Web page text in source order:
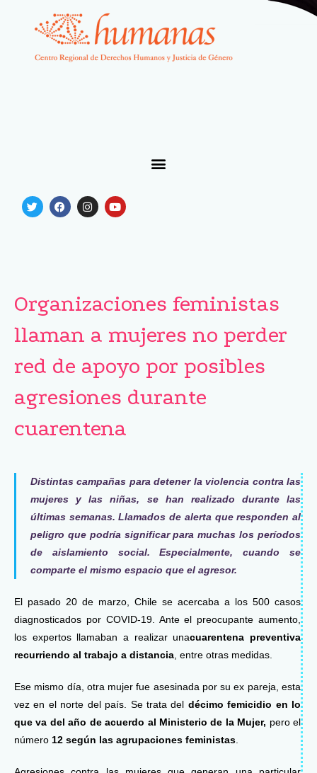
Organizaciones feministas
llaman a mujeres no perder
red de apoyo por posibles
agresiones durante
cuarentena
Distintas campañas para detener la violencia contra las
mujeres y las niñas, se han realizado durante las
últimas semanas. Llamados de alerta que responden al
peligro que podría significar para muchas los períodos
de aislamiento social. Especialmente, cuando se
comparte el mismo espacio que el agresor.
El pasado 20 de marzo, Chile se acercaba a los 500 casos
diagnosticados por COVID-19. Ante el preocupante aumento,
los expertos llamaban a realizar unacuarentena preventiva
recurriendo al trabajo a distancia , entre otras medidas.
Ese mismo día, otra mujer fue asesinada por su ex pareja, esta
vez en el norte del país. Se trata del décimo femicidio en lo
que va del año de acuerdo al Ministerio de la Mujer, pero el
número 12 según las agrupaciones feministas